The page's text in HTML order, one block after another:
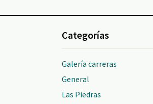
Categorías
Galería carreras
General
Las Piedras